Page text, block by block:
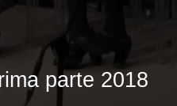
parte 2018